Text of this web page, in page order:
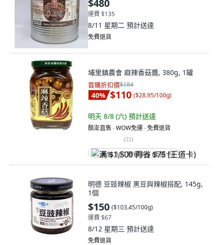
$480
運費 $135
8/11 星期二 預計送達
免費退貨
埔里鎮農會 麻辣香菇醬, 380g, 1罐
首購折扣價$184
40% $110 ($28.95/100g)
明天 8/8 (六) 預計送達
酷澎直售 ∙ WOW免運 ∙ 免費退貨
(22)
满 $1,500 再省 $75 (王道卡)
明德 豆豉辣椒 黑豆與辣椒搭配, 145g,
1個
$150 ($103.45/100g)
運費 $67
8/12 星期三 預計送達
免費退貨